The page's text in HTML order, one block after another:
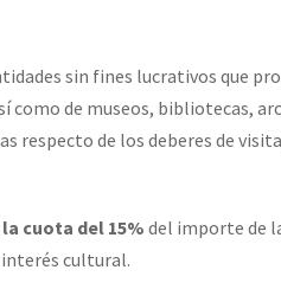
sin fines lucrativos que
como de museos, bibliotecas,
respecto de los deberes de
cuota del 15% del importe de
cultural.